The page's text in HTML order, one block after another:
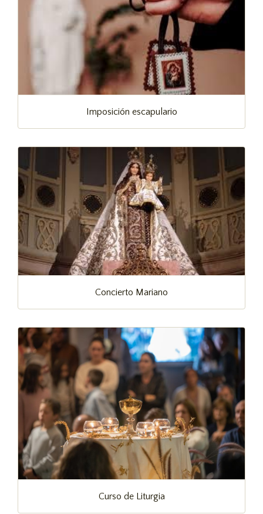
Imposición escapulario
Concierto Mariano
Curso de Liturgia